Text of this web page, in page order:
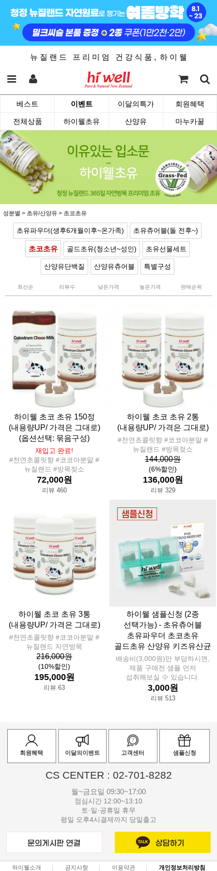
뉴 질 랜 드 프 리 미 엄 건 강 식 품 , 하 이 웰
베스트 이벤트 이달의특가 회원혜택
전체상품 하이웰초유 산양유 마누카꿀
성분별 > 초유/산양유 > 초코초유
초유파우더(생후6개월이후~온가족) 초유츄어블(돌 전후~)
초코초유 골드초유(청소년~성인) 초유선물세트
산양유단백질 산양유츄어블 특별구성
최신순 리뷰수 낮은가격 높은가격 판매순위
하이웰 초코 초유 150정
(내용량UP/ 가격은 그대로)
(옵션선택: 묶음구성)
재입고 완료!
#천연초콜릿향 #코코아분말 #
뉴질랜드 #방목젖소
72,000원
리뷰 460
하이웰 초코 초유 2통
(내용량UP/ 가격은 그대로)
#천연초콜릿향 #코코아분말 #
뉴질랜드 #방목젖소
144,000원
(6%할인)
136,000원
리뷰 329
하이웰 초코 초유 3통
(내용량UP/ 가격은 그대로)
#천연초콜릿향 #코코아분말 #
뉴질랜드 자연방목
216,000원
(10%할인)
195,000원
리뷰 63
하이웰 샘플신청 (2종
선택가능) - 초유츄어블
초유파우더 초코초유
골드초유 산양유 키즈유산균
배송비(3,000원)만 부담하시면,
제품 구매전 샘플 먼저
섭취해보실 수 있습니다.
3,000원
리뷰 513
회원혜택 이달의이벤트 고객센터 샘플신청
CS CENTER : 02-701-8282
월~금요일 09:30~17:00
점심시간 12:00~13:10
토·일·공휴일 휴무
평일 오후4시결제까지 당일출고
하이웰소개 공지사항 이용약관 개인정보처리방침